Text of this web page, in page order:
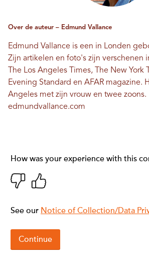
Over de auteur – Edmund Vallance
Edmund Vallance is een in Londen
Zijn artikelen en foto's zijn verschenen
The Los Angeles Times, The New York
Evening Standard en AFAR magazine.
Angeles met zijn vrouw en twee zoons.
edmundvallance.com